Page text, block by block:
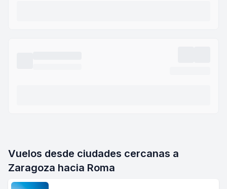
Vuelos desde ciudades cercanas a
Zaragoza hacia Roma